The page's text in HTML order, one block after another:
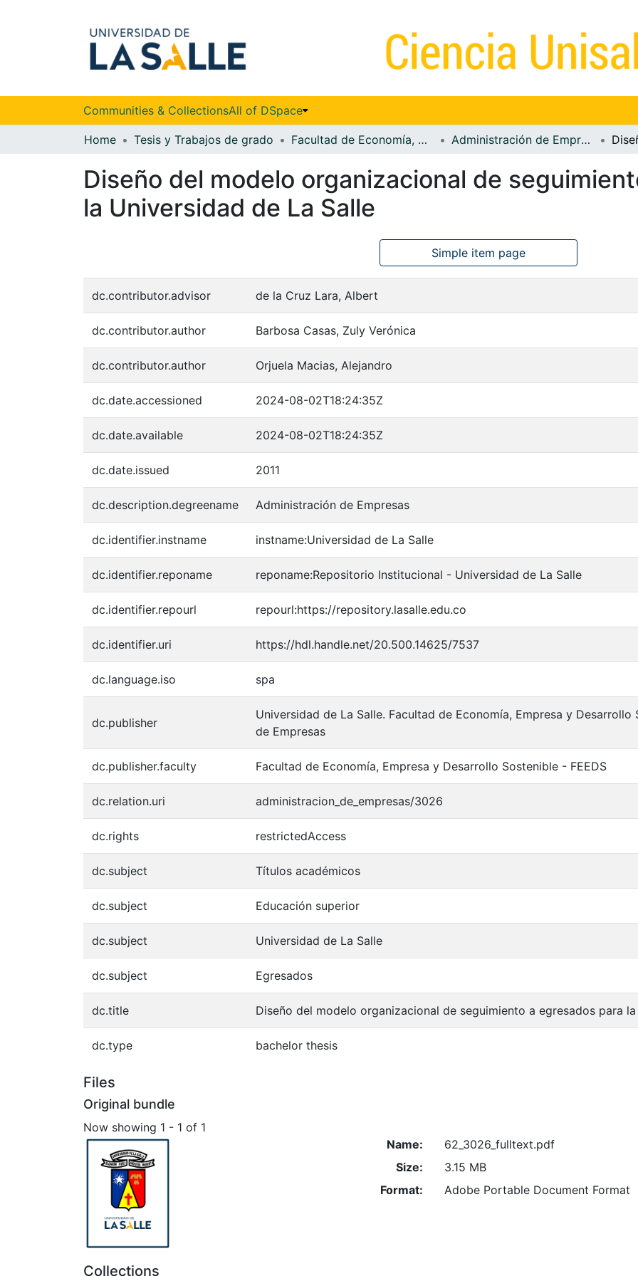
Communities & CollectionsAll of DSpace
Home Tesis y Trabajos de grado Facultad de Economía, Empresa y Desarrollo Sostenible - FEEDS Administración de Empresas
Diseño del modelo organizacional de
la Universidad de La Salle
Simple item page
dc.contributor.advisor de la Cruz Lara, Albert
dc.contributor.author Barbosa Casas, Zuly Verónica
dc.contributor.author Orjuela Macias, Alejandro
dc.date.accessioned 2024-08-02T18:24:35Z
dc.date.available 2024-08-02T18:24:35Z
dc.date.issued 2011
dc.description.degreename Administración de Empresas
dc.identifier.instname instname:Universidad de La Salle
dc.identifier.reponame reponame:Repositorio Institucional - Universidad de La Salle
dc.identifier.repourl repourl:https://repository.lasalle.edu.co
dc.identifier.uri https://hdl.handle.net/20.500.14625/7537
dc.language.iso spa
dc.publisher
Universidad de La Salle. Facultad de Economía, Empresa y
de Empresas
dc.publisher.faculty Facultad de Economía, Empresa y Desarrollo Sostenible - FEEDS
dc.relation.uri administracion_de_empresas/3026
dc.rights restrictedAccess
dc.subject Títulos académicos
dc.subject Educación superior
dc.subject Universidad de La Salle
dc.subject Egresados
dc.title Diseño del modelo organizacional de seguimiento a egresados para
dc.type bachelor thesis
Files
Original bundle
Now showing 1 - 1 of 1
Name:
62_3026_fulltext.pdf
Size:
3.15 MB
Format:
Adobe Portable Document Format
Collections